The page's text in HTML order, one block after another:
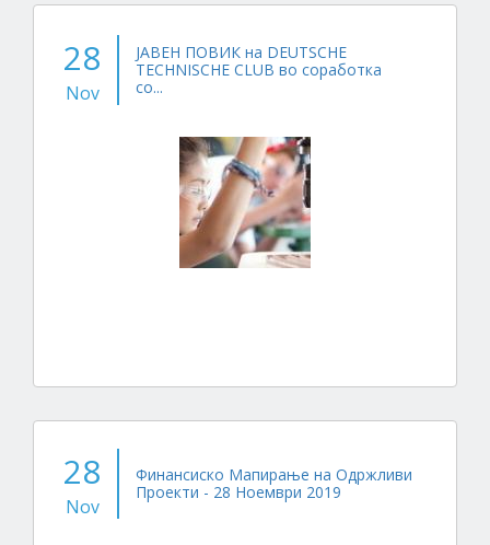
28
Nov
ЈАВЕН ПОВИК на DEUTSCHE
TECHNISCHE CLUB во соработка
со...
28
Nov
Финансиско Мапирање на Одржливи
Проекти - 28 Ноември 2019